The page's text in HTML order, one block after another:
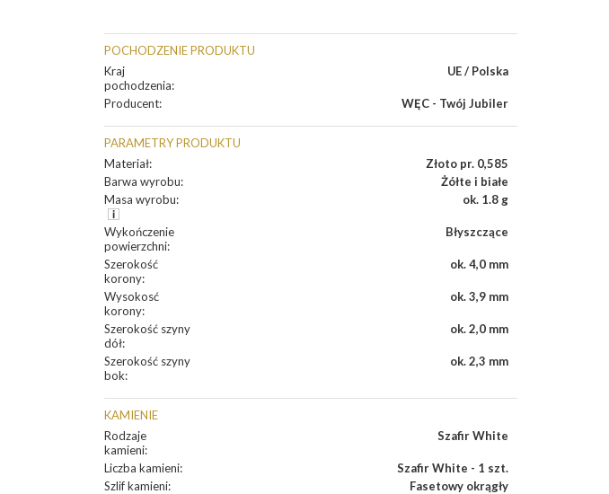
POCHODZENIE PRODUKTU
Kraj
pochodzenia:
UE / Polska
Producent: WĘC - Twój Jubiler
PARAMETRY PRODUKTU
Materiał:
Złoto pr. 0,585
Barwa wyrobu:
Żółte i białe
Masa wyrobu: ok. 1.8 g
Wykończenie
powierzchni:
Błyszczące
Szerokość
korony:
ok. 4,0 mm
Wysokosć
korony:
ok. 3,9 mm
Szerokość szyny
dół:
ok. 2,0 mm
Szerokość szyny
bok:
ok. 2,3 mm
KAMIENIE
Rodzaje
kamieni:
Szafir White
Liczba kamieni:
Szafir White - 1 szt.
Szlif kamieni:
Fasetowy okrągły